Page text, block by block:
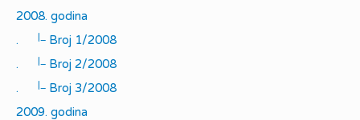
2008. godina
.
|_
Broj 1/2008
.
|_
Broj 2/2008
.
|_
Broj 3/2008
2009. godina